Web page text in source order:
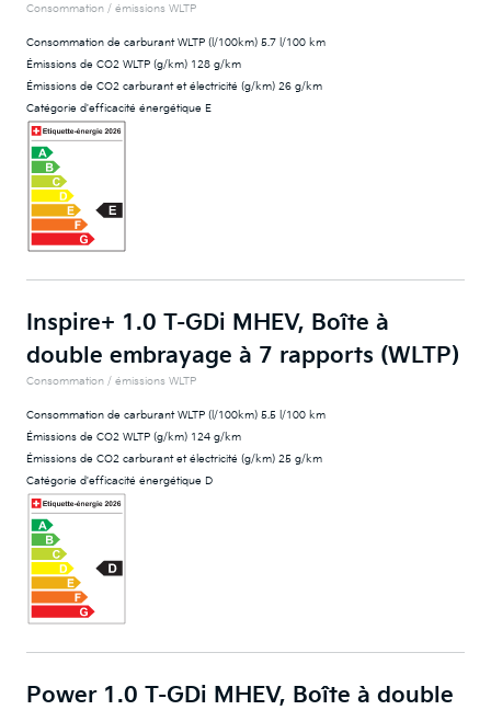
Consommation / émissions WLTP
Consommation de carburant WLTP (l/100km) 5.7 l/100 km
Émissions de CO2 WLTP (g/km) 128 g/km
Émissions de CO2 carburant et électricité (g/km) 26 g/km
Catégorie d'efficacité énergétique E
Inspire+ 1.0 T-GDi MHEV, Boîte à
double embrayage à 7 rapports (WLTP)
Consommation / émissions WLTP
Consommation de carburant WLTP (l/100km) 5.5 l/100 km
Émissions de CO2 WLTP (g/km) 124 g/km
Émissions de CO2 carburant et électricité (g/km) 25 g/km
Catégorie d'efficacité énergétique D
Power 1.0 T-GDi MHEV, Boîte à double